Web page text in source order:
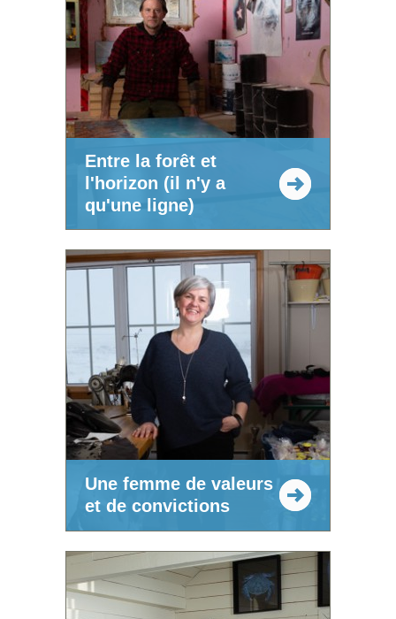
Entre la forêt et
l'horizon (il n'y a
qu'une ligne)
Une femme de valeurs
et de convictions